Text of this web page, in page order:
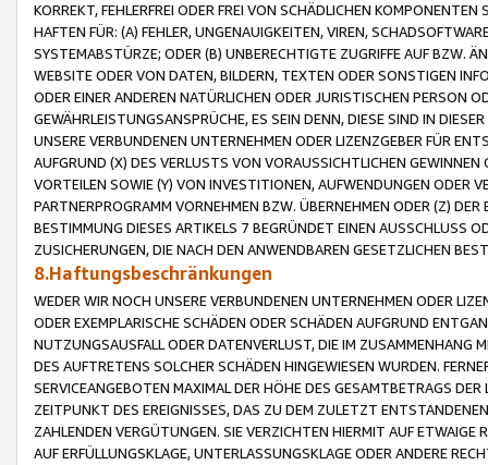
KORREKT, FEHLERFREI ODER FREI VON SCHÄDLICHEN
HAFTEN FÜR: (A) FEHLER, UNGENAUIGKEITEN, VIREN,
SYSTEMABSTÜRZE; ODER (B) UNBERECHTIGTE ZUGRIFFE AUF BZW.
WEBSITE ODER VON DATEN, BILDERN, TEXTEN ODER SONSTIGEN
ODER EINER ANDEREN NATÜRLICHEN ODER JURISTISCHEN PERSON
GEWÄHRLEISTUNGSANSPRÜCHE, ES SEIN DENN, DIESE SIND IN
UNSERE VERBUNDENEN UNTERNEHMEN ODER LIZENZGEBER FÜR
AUFGRUND (X) DES VERLUSTS VON VORAUSSICHTLICHEN
VORTEILEN SOWIE (Y) VON INVESTITIONEN, AUFWENDUNGEN ODER
PARTNERPROGRAMM VORNEHMEN BZW. ÜBERNEHMEN ODER (Z)
BESTIMMUNG DIESES ARTIKELS 7 BEGRÜNDET EINEN AUSSCHLUSS
ZUSICHERUNGEN, DIE NACH DEN ANWENDBAREN GESETZLICHEN
8.Haftungsbeschränkungen
WEDER WIR NOCH UNSERE VERBUNDENEN UNTERNEHMEN ODER
ODER EXEMPLARISCHE SCHÄDEN ODER SCHÄDEN AUFGRUND
NUTZUNGSAUSFALL ODER DATENVERLUST, DIE IM ZUSAMMENHANG
DES AUFTRETENS SOLCHER SCHÄDEN HINGEWIESEN WURDEN.
SERVICEANGEBOTEN MAXIMAL DER HÖHE DES GESAMTBETRAGS
ZEITPUNKT DES EREIGNISSES, DAS ZU DEM ZULETZT
ZAHLENDEN VERGÜTUNGEN. SIE VERZICHTEN HIERMIT AUF
AUF ERFÜLLUNGSKLAGE, UNTERLASSUNGSKLAGE ODER ANDERE